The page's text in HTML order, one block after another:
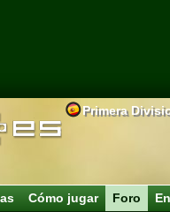
Primera
Cómo jugar
Foro